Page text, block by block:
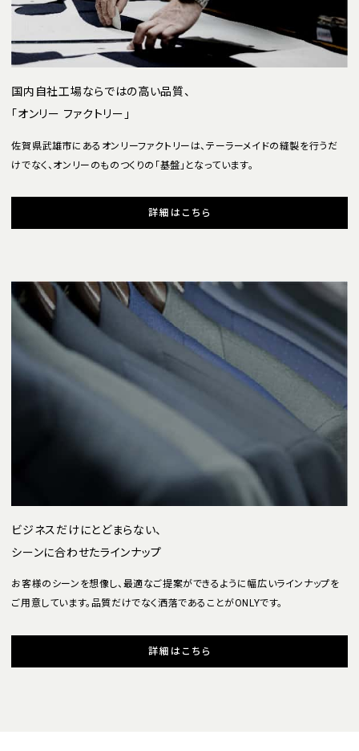
国内自社工場ならではの高い品質、
「オンリー ファクトリー」
佐賀県武雄市にあるオンリーファクトリーは、テーラーメイドの縫製を行うだ
けでなく、オンリーのものつくりの「基盤」となっています。
詳細はこちら
ビジネスだけにとどまらない、
シーンに合わせたラインナップ
お客様のシーンを想像し、最適なご提案ができるように幅広いラインナップを
ご用意しています。品質だけでなく洒落であることがONLYです。
詳細はこちら